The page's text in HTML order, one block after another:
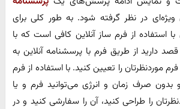
در نظر گرفته شود. به طور کلی برای
استفاده از فرم ساز آنلاین کافی است که با
دارید از طریق فرم با پرسشنامه آنلاین به
موردنظرتان را تعیین کنید. با استفاده از فرم
بدون صرف زمان و انرژی می‌توانید فرم و یا
را طراحی کنید، آن را سفارشی کنید و در